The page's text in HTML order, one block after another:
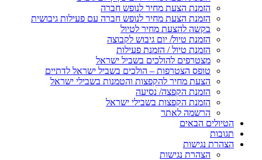
הזמנת הצעת מחיר לנופש חברה
הזמנת הצעת מחיר לנופש חברה עם פעילות גיבושית
בקשה להצעת מחיר לטיול
הזמנת טיול/ יום גיבוש לקבוצה
הזמנת טיול / הזמנת פעילות
מצטרפים להולכים בשביל ישראל
טופס הצטרפות – הולכים בשביל ישראל לדתיים
הצעת מחיר להקפצות והטמנות בשבילי ישראל
הזמנת הקפצה/ נסיעה
הזמנת הקפצות בשבילי ישראל
הרשמה לאתר
הטיולים הבאים
תגובות
הצהרת נגישות
הצהרת נגישות